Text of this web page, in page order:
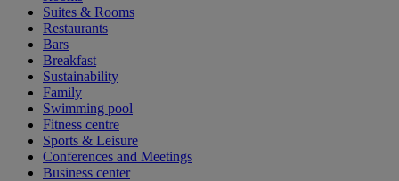
Suites & Rooms
Restaurants
Bars
Breakfast
Sustainability
Family
Swimming pool
Fitness centre
Sports & Leisure
Conferences and Meetings
Business center